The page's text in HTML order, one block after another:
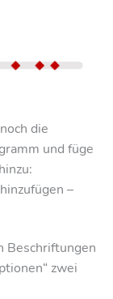
die
und füge
–
Beschriftungen
zwei